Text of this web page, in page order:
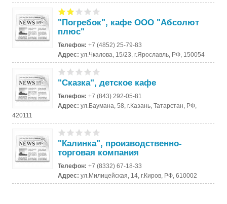
"Погребок", кафе ООО "Абсолют
плюс"
Телефон:+7 (4852) 25-79-83
Адрес:ул.Чкалова, 15/23, г.Ярославль, РФ, 150054
"Сказка", детское кафе
Телефон:+7 (843) 292-05-81
Адрес:ул.Баумана, 58, г.Казань, Татарстан, РФ,
420111
"Калинка", производственно-
торговая компания
Телефон:+7 (8332) 67-18-33
Адрес:ул.Милицейская, 14, г.Киров, РФ, 610002